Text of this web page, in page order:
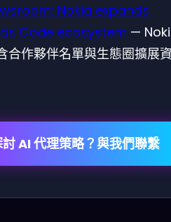
Nokia expands
Code ecosystem —
合作夥伴名單與生態圈擴展
AI 代理策略？與我們聯繫